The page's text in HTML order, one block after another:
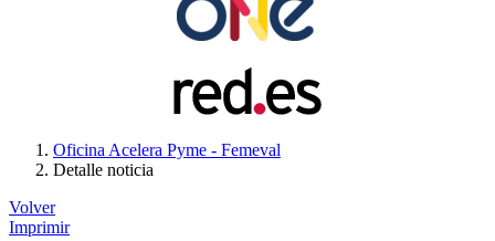
Oficina Acelera Pyme - Femeval
Detalle noticia
Volver
Imprimir